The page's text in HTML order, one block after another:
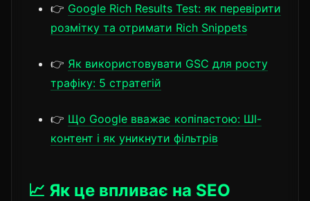
👉 Google Rich Results Test: як перевірити
розмітку та отримати Rich Snippets
👉 Як використовувати GSC для росту
трафіку: 5 стратегій
👉 Що Google вважає копіпастою: ШІ-
контент і як уникнути фільтрів
📈 Як це впливає на SEO